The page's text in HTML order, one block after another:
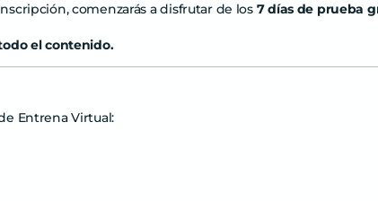
comenzarás a disfrutar de los 7días de prueba
el contenido.
Entrena Virtual: